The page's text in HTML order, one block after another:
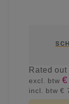
Ratedout
excl. btw
incl. btw€